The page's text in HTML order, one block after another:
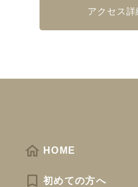
アクセス詳
HOME
初めての方へ